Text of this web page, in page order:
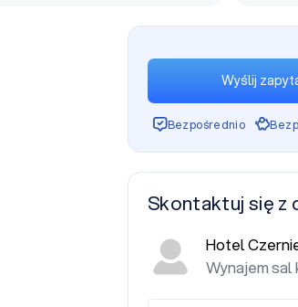
Wyślij
Bezpośrednio
Skontaktuj się z
Hotel
Wynajem